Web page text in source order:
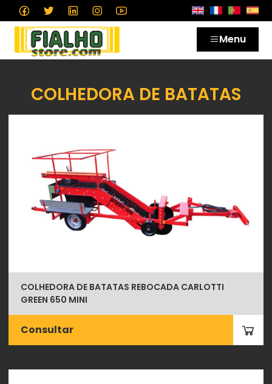
Menu
COLHEDORA DE BATATAS
COLHEDORA DE BATATAS REBOCADA CARLOTTI
GREEN 650 MINI
Consultar